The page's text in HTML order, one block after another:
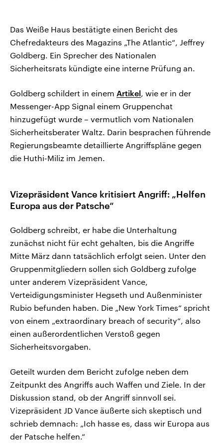
Das Weiße Haus bestätigte einen Bericht des
Chefredakteurs des Magazins „The Atlantic“, Jeffrey
Goldberg. Ein Sprecher des Nationalen
Sicherheitsrats kündigte eine interne Prüfung an.
Goldberg schildert in einem Artikel, wie er in der
Messenger-App Signal einem Gruppenchat
hinzugefügt wurde – vermutlich vom Nationalen
Sicherheitsberater Waltz. Darin besprachen führende
Regierungsbeamte detaillierte Angriffspläne gegen
die Huthi-Miliz im Jemen.
Vizepräsident Vance kritisiert Angriff: „Helfen
Europa aus der Patsche“
Goldberg schreibt, er habe die Unterhaltung
zunächst nicht für echt gehalten, bis die Angriffe
Mitte März dann tatsächlich erfolgt seien. Unter den
Gruppenmitgliedern sollen sich Goldberg zufolge
unter anderem Vizepräsident Vance,
Verteidigungsminister Hegseth und Außenminister
Rubio befunden haben. Die „New York Times“ spricht
von einem „extraordinary breach of security“, also
einen außerordentlichen Verstoß gegen
Sicherheitsvorgaben.
Geteilt wurden dem Bericht zufolge neben dem
Zeitpunkt des Angriffs auch Waffen und Ziele. In der
Diskussion stand, ob der Angriff sinnvoll sei.
Vizepräsident JD Vance äußerte sich skeptisch und
schrieb demnach: „Ich hasse es, dass wir Europa aus
der Patsche helfen.“